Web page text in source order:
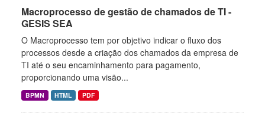
Macroprocesso de gestão de chamados de TI -
GESIS SEA
O Macroprocesso tem por objetivo indicar o fluxo dos
processos desde a criação dos chamados da empresa de
TI até o seu encaminhamento para pagamento,
proporcionando uma visão...
BPMN HTML PDF